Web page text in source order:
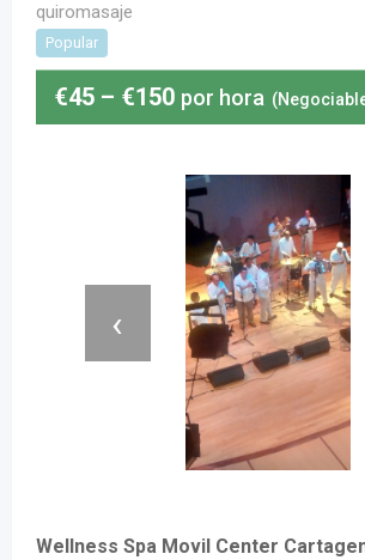
quiromasaje
Popular
€45 – €150 por hora
‹
Wellness Spa Movil Center